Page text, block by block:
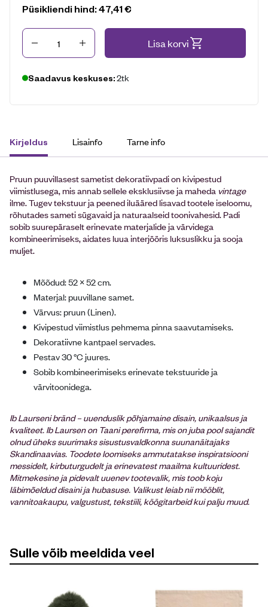
Püsikliendi hind:47,41€
Kogus Lisa korvi
Saadavus keskuses:2tk
Kirjeldus Lisainfo Tarne info
Pruun puuvillasest sametist dekoratiivpadi on kivipestud
viimistlusega, mis annab sellele eksklusiivse ja maheda vintage
ilme. Tugev tekstuur ja peened iluääred lisavad tootele iseloomu,
rõhutades sameti sügavaid ja naturaalseid toonivahesid. Padi
sobib suurepäraselt erinevate materjalide ja värvidega
kombineerimiseks, aidates luua interjööris luksuslikku ja sooja
muljet.
Mõõdud: 52 × 52 cm.
Materjal: puuvillane samet.
Värvus: pruun (Linen).
Kivipestud viimistlus pehmema pinna saavutamiseks.
Dekoratiivne kantpael servades.
Pestav 30 °C juures.
Sobib kombineerimiseks erinevate tekstuuride ja
värvitoonidega.
Ib Laurseni bränd – uuenduslik põhjamaine disain, unikaalsus ja
kvaliteet. Ib Laursen on Taani perefirma, mis on juba pool sajandit
olnud üheks suurimaks sisustusvaldkonna suunanäitajaks
Skandinaavias. Toodete loomiseks ammutatakse inspiratsiooni
messidelt, kirbuturgudelt ja erinevatest maailma kultuuridest.
Mitmekesine ja pidevalt uuenev tootevalik, mis toob koju
läbimõeldud disaini ja hubasuse. Valikust leiab nii mööblit,
vannitoakaupu, valgustust, tekstiili, köögitarbeid kui palju muud.
Sulle võib meeldida veel